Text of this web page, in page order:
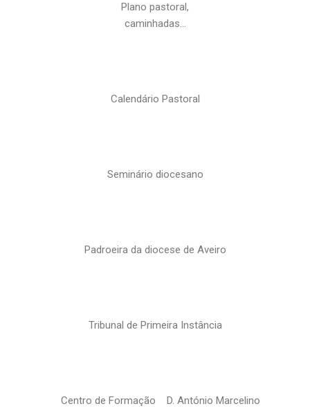
Plano pastoral,
caminhadas…
Calendário Pastoral
Seminário diocesano
Padroeira da diocese de Aveiro
Tribunal de Primeira Instância
Centro de Formação D. António Marcelino